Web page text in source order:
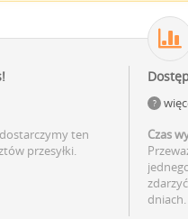
ten
przesyłki.
Czas
dniach.